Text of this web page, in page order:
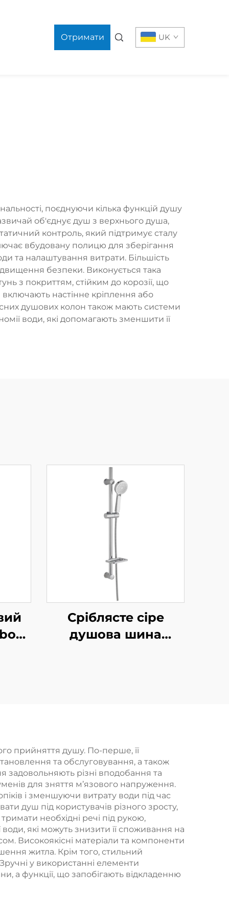
Отримати UK
поєднуючи кілька функцій душу
об'єднує душ з верхнього душа,
контроль, який підтримує сталу
вбудовану полицю для зберігання
та налаштування витрати. Більшість
безпеки. Виконується така
з покриттям, стійким до корозії, що
включають настінне кріплення або
душових колон також мають системи
води, які допомагають зменшити її
Сріблясте сіре
душова шина
прийняття душу. По-перше, її
та обслуговування, а також
задовольняють різні вподобання та
для зняття м’язового напруження.
і зменшуючи витрату води під час
душ під користувачів різного зросту,
необхідні речі під рукою,
які можуть знизити її споживання на
Високоякісні матеріали та компоненти
житла. Крім того, стильний
у використанні елементи
а функції, що запобігають відкладенню